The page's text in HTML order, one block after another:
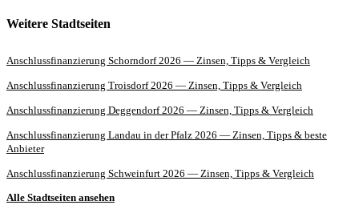
Weitere Stadtseiten
Anschlussfinanzierung Schorndorf 2026 — Zinsen, Tipps & Vergleich
Anschlussfinanzierung Troisdorf 2026 — Zinsen, Tipps & Vergleich
Anschlussfinanzierung Deggendorf 2026 — Zinsen, Tipps & Vergleich
Anschlussfinanzierung Landau in der Pfalz 2026 — Zinsen, Tipps & beste
Anbieter
Anschlussfinanzierung Schweinfurt 2026 — Zinsen, Tipps & Vergleich
Alle Stadtseiten ansehen